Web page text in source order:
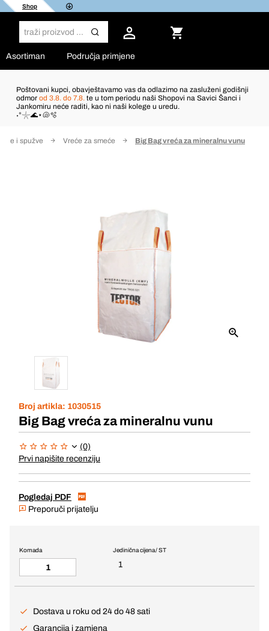
Shop
Asortiman Područja primjene
Poštovani kupci, obavještavamo vas da odlazimo na zasluženi godišnji
odmor od 3.8. do 7.8. te u tom periodu naši Shopovi na Savici Šanci i
Jankomiru neće raditi, kao ni naši kolege u uredu.
˖°𓇼🌊⋆🐚🫧
i spužve Vreće za smeće Big Bag vreća za mineralnu vunu
Broj artikla: 1030515
Big Bag vreća za mineralnu vunu
(0)
Prvi napišite recenziju
Pogledaj PDF
Preporuči prijatelju
Jedinična cijena / ST
1
Komada
Dostava u roku od 24 do 48 sati
Garancija i zamjena